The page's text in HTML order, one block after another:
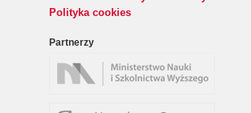
Polityka cookies
Partnerzy